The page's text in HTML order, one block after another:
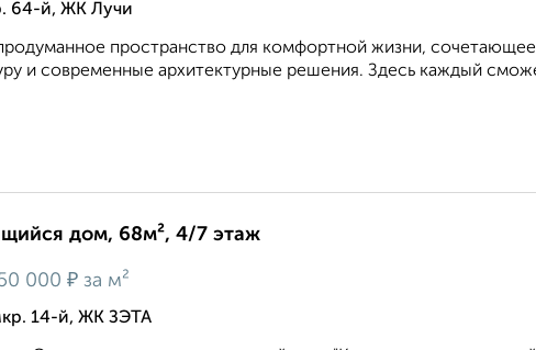
64-й, ЖК Лучи
пространство для комфортной жизни,
и современные архитектурные решения. Здесь каждый
дом, 68м², 4/7 этаж
000 ₽ за м²
14-й, ЖК ЗЭТА